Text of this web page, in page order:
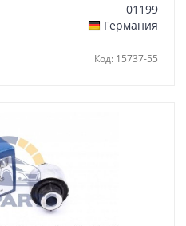
01199
Германия
Код: 15737-55